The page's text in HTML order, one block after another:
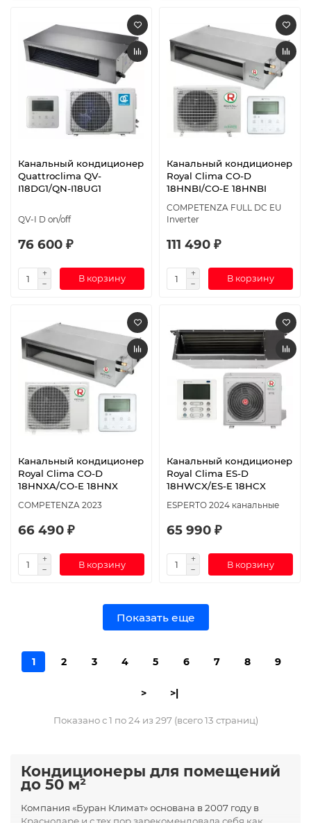
Канальный кондиционер
Quattroclima QV-
I18DG1/QN-I18UG1
QV-I D on/off
76 600 ₽
В корзину
Канальный кондиционер
Royal Clima CO-D
18HNBI/CO-E 18HNBI
COMPETENZA FULL DC EU
Inverter
111 490 ₽
В корзину
Канальный кондиционер
Royal Clima CO-D
18HNXA/CO-E 18HNX
COMPETENZA 2023
66 490 ₽
В корзину
Канальный кондиционер
Royal Clima ES-D
18HWCX/ES-E 18HCX
ESPERTO 2024 канальные
65 990 ₽
В корзину
Показать еще
1 2 3 4 5 6 7 8 9
> >|
Показано с 1 по 24 из 297 (всего 13 страниц)
Кондиционеры для помещений
до 50 м²
Компания «Буран Климат» основана в 2007 году в